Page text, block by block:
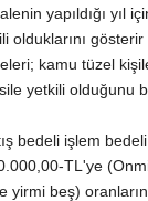
yapıldığı yıl
olduklarını
kamu tüzel
yetkili olduğunu
bedeli işlem
TL'ye
yirmi beş)